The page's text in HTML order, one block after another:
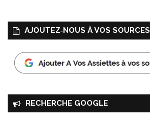
AJOUTEZ‑NOUS À VOS SOURCES
RECHERCHE GOOGLE